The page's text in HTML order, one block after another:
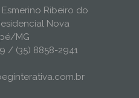
Esmerino Ribeiro do
Nova
MG
/ (35) 8858-2941